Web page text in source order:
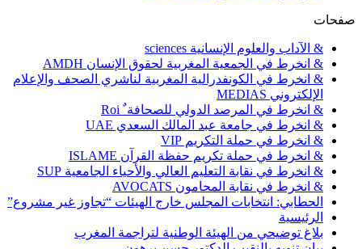
صفحات
& الآداب والعلوم الإنسانية sciences
& انخرط في الجمعية المغربية لحقوق الإنسان AMDH
& انخرط في الكونفدرالية المغربية لناشري الصحف والإعلام
الإلكتروني MEDIAS
& انخرط في المرصد الدولي للصحافة ٌ Roi
& انخرط في جامعة عبد المالك السعدي UAE
& انخرط في حملة التكريم VIP
& انخرط في حملة تكريم حفظة القرآن ISLAME
& انخرط في نقابة التعليم العالي والأحياء الجامعية SUP
& انخرط في نقابة المحامون AVOCATS
الحطابي: انتخابات المجلس خارج الهيئات “تجاوز غير مشروع”
الرئيسية
بلاغ توضيحي من الهيئة الوطنية لتراجمة المغرب